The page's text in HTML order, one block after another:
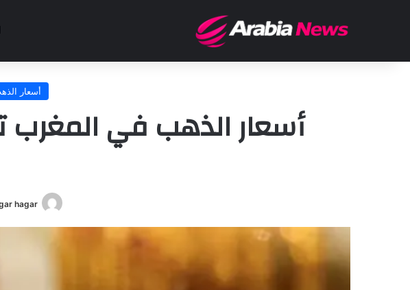
أسعار
أسعار الذهب في المغرب
hagar